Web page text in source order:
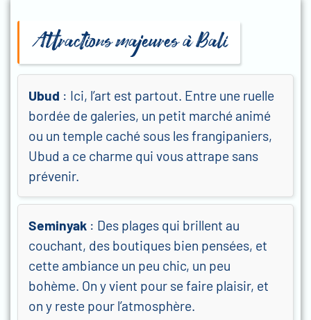
Attractions majeures à Bali
Ubud : Ici, l’art est partout. Entre une ruelle
bordée de galeries, un petit marché animé
ou un temple caché sous les frangipaniers,
Ubud a ce charme qui vous attrape sans
prévenir.
Seminyak : Des plages qui brillent au
couchant, des boutiques bien pensées, et
cette ambiance un peu chic, un peu
bohème. On y vient pour se faire plaisir, et
on y reste pour l’atmosphère.